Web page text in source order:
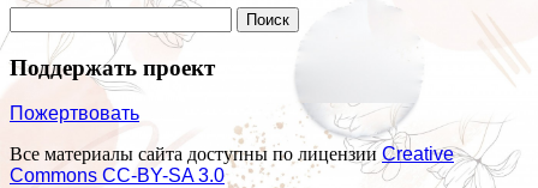
Поддержать проект
Пожертвовать
Все материалы сайта доступны по лицензииCreative
Commons СС-BY-SA 3.0